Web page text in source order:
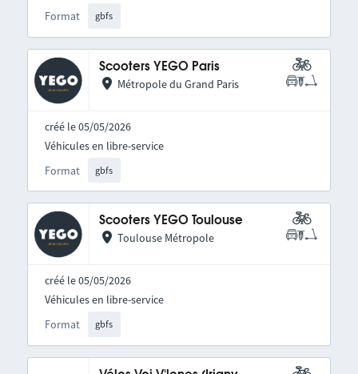
Format gbfs
Scooters YEGO Paris
Métropole du Grand Paris
créé le 05/05/2026
Format gbfs
Véhicules en libre-service
Scooters YEGO Toulouse
Toulouse Métropole
créé le 05/05/2026
Format gbfs
Véhicules en libre-service